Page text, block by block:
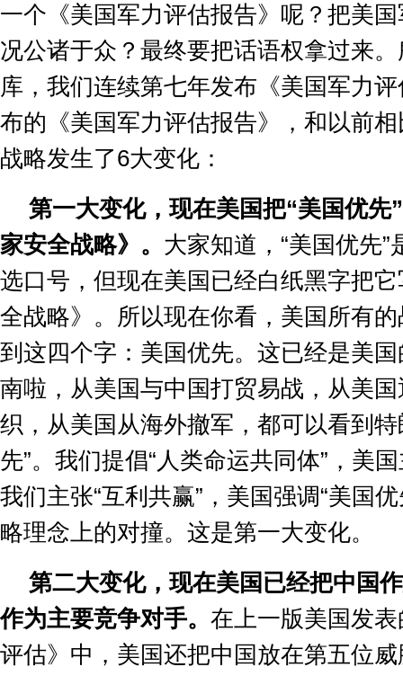
一个《美国军力评估报告》呢？把美
况公诸于众？最终要把话语权拿过来
库，我们连续第七年发布《美国军力
布的《美国军力评估报告》，和以前
战略发生了6大变化：
第一大变化，现在美国把“美国优先”
家安全战略》。 大家知道， “美国优先”
选口号，但现在美国已经白纸黑字把
全战略》。所以现在你看，美国所有
到这四个字：美国优先。这已经是美
南啦，从美国与中国打贸易战，从美
织，从美国从海外撤军，都可以看到
先”。我们提倡“人类命运共同体” ，美
我们主张“互利共赢” ，美国强调“美国
略理念上的对撞。这是第一大变化。
第二大变化，现在美国已经把中国
作为主要竞争对手。 在上一版美国发
评估》中，美国还把中国放在第五位